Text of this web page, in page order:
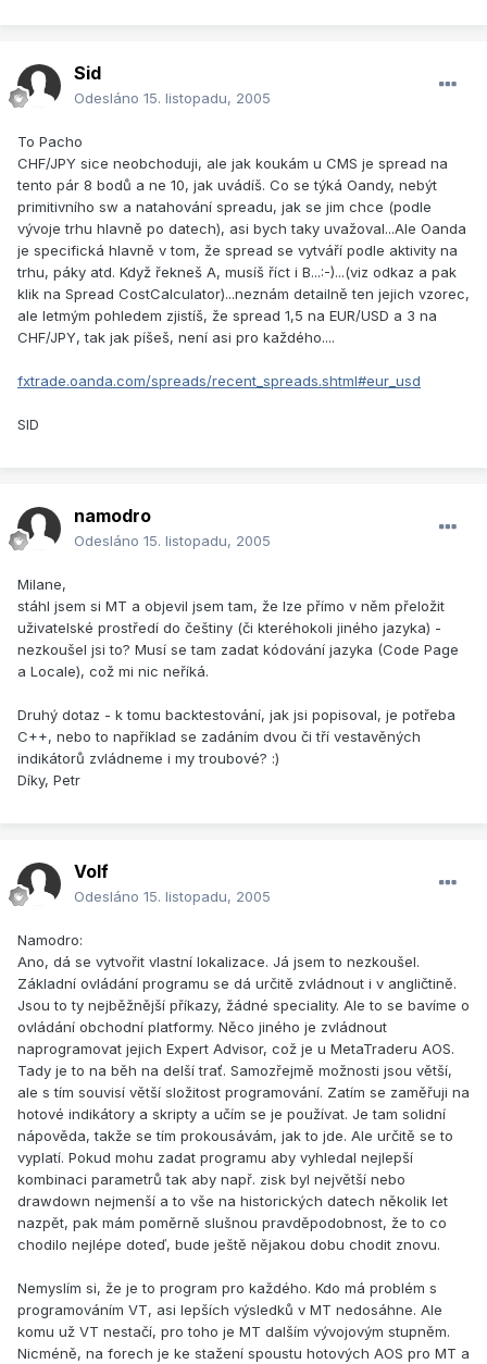
Sid
Odesláno 15. listopadu, 2005
To Pacho
CHF/JPY sice neobchoduji, ale jak koukám u CMS je spread na
tento pár 8 bodů a ne 10, jak uvádíš. Co se týká Oandy, nebýt
primitivního sw a natahování spreadu, jak se jim chce (podle
vývoje trhu hlavně po datech), asi bych taky uvažoval...Ale Oanda
je specifická hlavně v tom, že spread se vytváří podle aktivity na
trhu, páky atd. Když řekneš A, musíš říct i B...:-)...(viz odkaz a pak
klik na Spread CostCalculator)...neznám detailně ten jejich vzorec,
ale letmým pohledem zjistíš, že spread 1,5 na EUR/USD a 3 na
CHF/JPY, tak jak píšeš, není asi pro každého....
fxtrade.oanda.com/spreads/recent_spreads.shtml#eur_usd
SID
namodro
Odesláno 15. listopadu, 2005
Milane,
stáhl jsem si MT a objevil jsem tam, že lze přímo v něm přeložit
uživatelské prostředí do češtiny (či kteréhokoli jiného jazyka) -
nezkoušel jsi to? Musí se tam zadat kódování jazyka (Code Page
a Locale), což mi nic neříká.
Druhý dotaz - k tomu backtestování, jak jsi popisoval, je potřeba
C++, nebo to například se zadáním dvou či tří vestavěných
indikátorů zvládneme i my troubové? :)
Díky, Petr
Volf
Odesláno 15. listopadu, 2005
Namodro:
Ano, dá se vytvořit vlastní lokalizace. Já jsem to nezkoušel.
Základní ovládání programu se dá určitě zvládnout i v angličtině.
Jsou to ty nejběžnější příkazy, žádné speciality. Ale to se bavíme o
ovládání obchodní platformy. Něco jiného je zvládnout
naprogramovat jejich Expert Advisor, což je u MetaTraderu AOS.
Tady je to na běh na delší trať. Samozřejmě možnosti jsou větší,
ale s tím souvisí větší složitost programování. Zatím se zaměřuji na
hotové indikátory a skripty a učím se je používat. Je tam solidní
nápověda, takže se tím prokousávám, jak to jde. Ale určitě se to
vyplatí. Pokud mohu zadat programu aby vyhledal nejlepší
kombinaci parametrů tak aby např. zisk byl největší nebo
drawdown nejmenší a to vše na historických datech několik let
nazpět, pak mám poměrně slušnou pravděpodobnost, že to co
chodilo nejlépe doteď, bude ještě nějakou dobu chodit znovu.
Nemyslím si, že je to program pro každého. Kdo má problém s
programováním VT, asi lepších výsledků v MT nedosáhne. Ale
komu už VT nestačí, pro toho je MT dalším vývojovým stupněm.
Nicméně, na forech je ke stažení spoustu hotových AOS pro MT a